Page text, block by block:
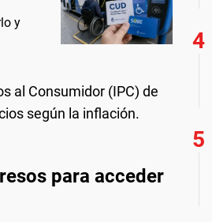
y
al Consumidor (IPC) de
según la inflación.
para acceder